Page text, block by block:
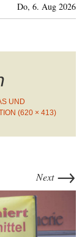
Do, 6. Aug 2026
UND
(620 × 413)
Next →